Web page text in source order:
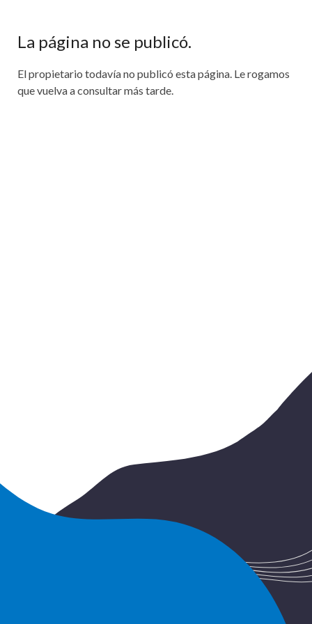
La página no se publicó.
El propietario todavía no publicó esta página. Le rogamos
que vuelva a consultar más tarde.